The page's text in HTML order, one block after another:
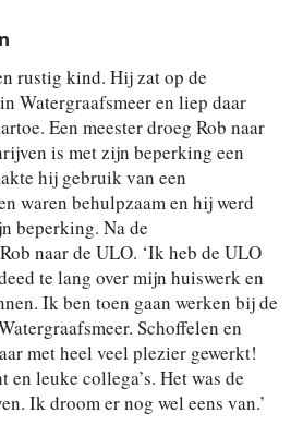
rustig kind. Hij zat op de
Watergraafsmeer en liep daar
Een meester droeg Rob naar
is met zijn beperking een
hij gebruik van een
waren behulpzaam en hij werd
beperking. Na de
naar de ULO. ‘Ik heb de ULO
te lang over mijn huiswerk en
Ik ben toen gaan werken bij de
Schoffelen en
met heel veel plezier gewerkt!
leuke collega’s. Het was de
Ik droom er nog wel eens van.’